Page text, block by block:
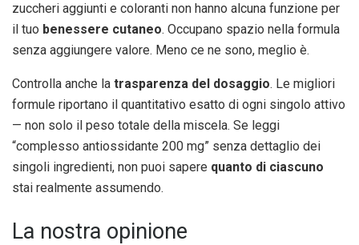
zuccheri aggiunti e coloranti non hanno alcuna funzione per
il tuo benessere cutaneo. Occupano spazio nella formula
senza aggiungere valore. Meno ce ne sono, meglio è.
Controlla anche la trasparenza del dosaggio. Le migliori
formule riportano il quantitativo esatto di ogni singolo attivo
— non solo il peso totale della miscela. Se leggi
“complesso antiossidante 200 mg” senza dettaglio dei
singoli ingredienti, non puoi sapere quanto di ciascuno
stai realmente assumendo.
La nostra opinione